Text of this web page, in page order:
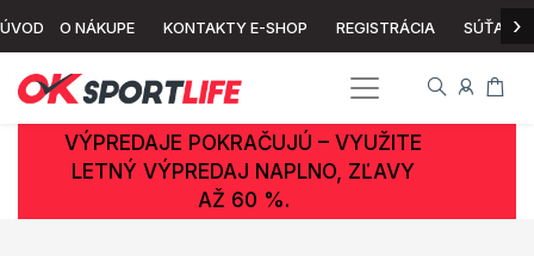
ÚVOD O NÁKUPE KONTAKTY E-SHOP REGISTRÁCIA SÚŤAŽ ›
VÝPREDAJE POKRAČUJÚ – VYUŽITE
LETNÝ VÝPREDAJ NAPLNO, ZĽAVY
AŽ 60 %.